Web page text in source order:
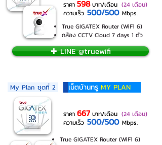
ราคา 598บาท/เดือน (24 เดือน)
ความเร็ว 500/500 Mbps.
True GIGATEX Router (WiFi 6)
กล้อง CCTV Cloud 7 days 1 ตัว
✚ LINE @truewifi
My Plan ชุดที่ 2 เน็ตบ้านทรู MY PLAN
ราคา 667 บาท/เดือน (24 เดือน)
ความเร็ว 500/500 Mbps.
True GIGATEX Router (WiFi 6)